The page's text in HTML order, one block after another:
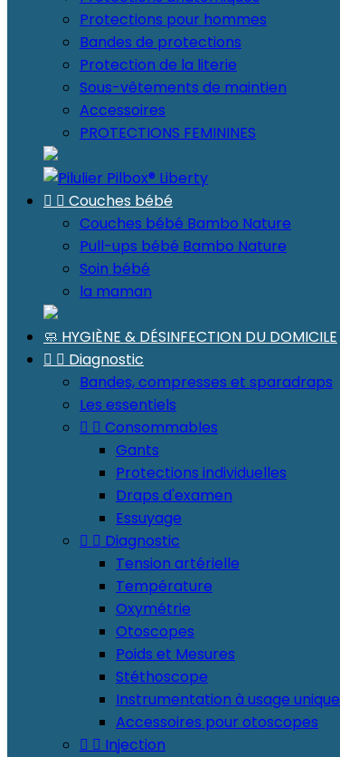
Protections pour hommes
Bandes de protections
Protection de la literie
Sous-vêtements de maintien
Accessoires
PROTECTIONS FEMININES
  Couches bébé
Couches bébé Bambo Nature
Pull-ups bébé Bambo Nature
Soin bébé
la maman
🧼 HYGIÈNE & DÉSINFECTION DU DOMICILE
  Diagnostic
Bandes, compresses et sparadraps
Les essentiels
  Consommables
Gants
Protections individuelles
Draps d'examen
Essuyage
  Diagnostic
Tension artérielle
Température
Oxymétrie
Otoscopes
Poids et Mesures
Stéthoscope
Instrumentation à usage unique
Accessoires pour otoscopes
  Injection